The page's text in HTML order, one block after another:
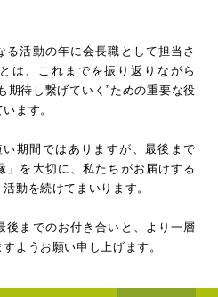
る活動の年に会長職として担当さ
は、これまでを振り返りながら
期待し繋げていく”ための重要な役
ます。
期間ではありますが、最後まで
」を大切に、私たちがお届けする
活動を続けてまいります。
後までのお付き合いと、より一層
ようお願い申し上げます。